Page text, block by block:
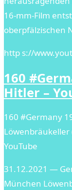
16-mm-Film
oberpfälzischen
http s://
160
Hitler –
160 #Germany
Löwenbräukeller
YouTube
31.12.2021 —
München